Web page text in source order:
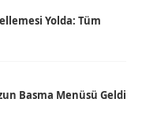
Yolda: Tüm
Basma Menüsü Geldi